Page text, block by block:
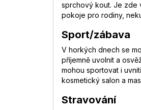
sprchový kout. Je zde
pokoje pro rodiny,
Sport/zábava
V horkých dnech se
příjemně uvolnit a
mohou sportovat i
kosmetický salon a
Stravování